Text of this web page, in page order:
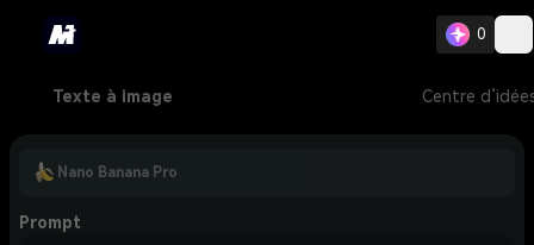
0
Texte à image Centre
Nano Banana Pro
Prompt